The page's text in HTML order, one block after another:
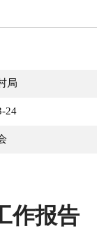
局
24
作报告